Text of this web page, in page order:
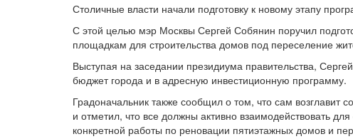
Столичные власти начали подготовку к новому этапу
С этой целью мэр Москвы Сергей Собянин поручил
площадкам для строительства домов под переселение
Выступая на заседании президиума правительства,
бюджет города и в адресную инвестиционную программу.
Градоначальник также сообщил о том, что сам
и отметил, что все должны активно взаимодействовать
конкретной работы по реновации пятиэтажных домов и